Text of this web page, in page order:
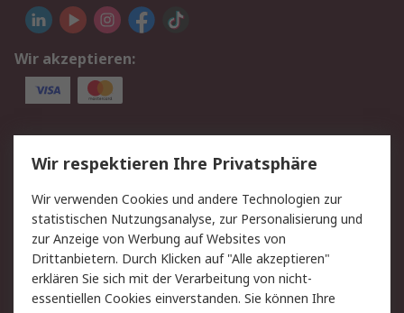
Wir akzeptieren:
Service
Value Added Services
Lieferlösungen
Rücksendung/Entsorgung Kontakt
Hilfe
Rechtliches
RS Verkaufs- und Datenschutz
Wir respektieren Ihre Privatsphäre
Wir verwenden Cookies und andere Technologien zur
statistischen Nutzungsanalyse, zur Personalisierung und
zur Anzeige von Werbung auf Websites von
Drittanbietern. Durch Klicken auf "Alle akzeptieren"
erklären Sie sich mit der Verarbeitung von nicht-
essentiellen Cookies einverstanden. Sie können Ihre